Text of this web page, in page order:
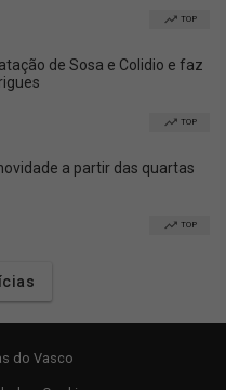
TOP
de Sosa e Colidio e faz
TOP
a partir das quartas
TOP
do Vasco